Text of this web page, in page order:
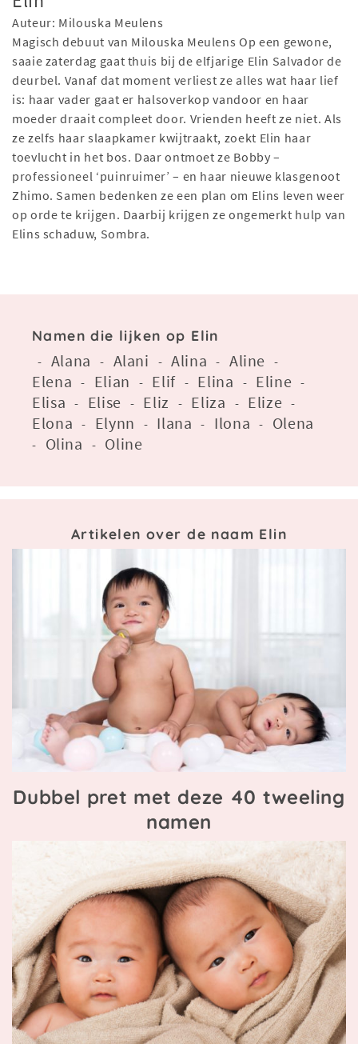
Auteur: Milouska Meulens
Magisch debuut van Milouska Meulens Op een gewone,
saaie zaterdag gaat thuis bij de elfjarige Elin Salvador de
deurbel. Vanaf dat moment verliest ze alles wat haar lief
is: haar vader gaat er halsoverkop vandoor en haar
moeder draait compleet door. Vrienden heeft ze niet. Als
ze zelfs haar slaapkamer kwijtraakt, zoekt Elin haar
toevlucht in het bos. Daar ontmoet ze Bobby –
professioneel ‘puinruimer’ – en haar nieuwe klasgenoot
Zhimo. Samen bedenken ze een plan om Elins leven weer
op orde te krijgen. Daarbij krijgen ze ongemerkt hulp van
Elins schaduw, Sombra.
Namen die lijken op Elin
- Alana - Alani -Alina - Aline -
Elena - Elian - Elif - Elina - Eline -
Elisa - Elise - Eliz - Eliza - Elize -
Elona - Elynn - Ilana - Ilona - Olena
- Olina - Oline
Artikelen over de naam Elin
Dubbel pret met deze 40 tweeling
namen